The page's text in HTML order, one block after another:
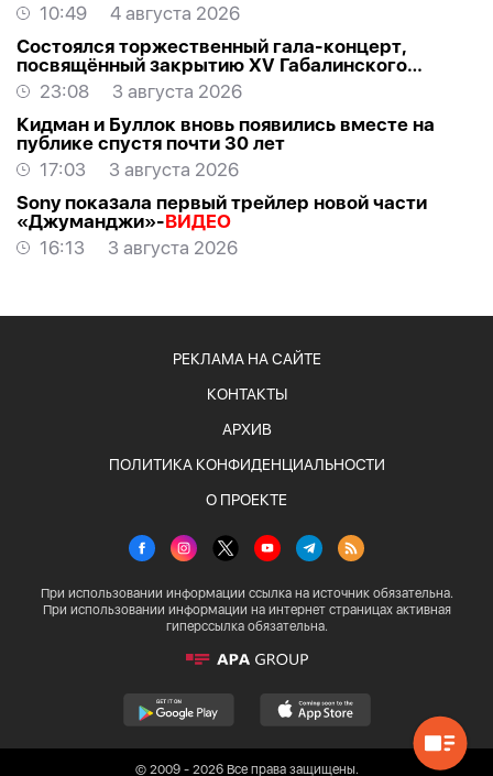
10:49
4 августа 2026
Состоялся торжественный гала-концерт,
посвящённый закрытию XV Габалинского
международного музыкального фестиваля
23:08
3 августа 2026
Кидман и Буллок вновь появились вместе на
публике спустя почти 30 лет
17:03
3 августа 2026
Sony показала первый трейлер новой части
«Джуманджи»-ВИДЕО
16:13
3 августа 2026
РЕКЛАМА НА САЙТЕ
КОНТАКТЫ
АРХИВ
ПОЛИТИКА КОНФИДЕНЦИАЛЬНОСТИ
О ПРОЕКТЕ
При использовании информации ссылка на источник обязательна.
При использовании информации на интернет страницах активная
гиперссылка обязательна.
© 2009 - 2026 Все права защищены.